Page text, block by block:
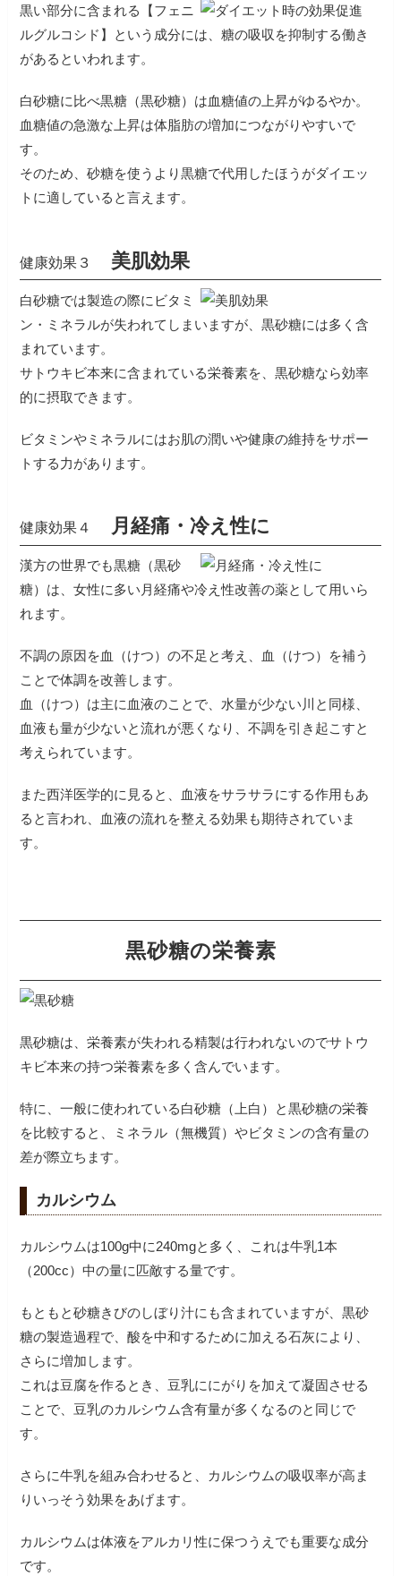
黒い部分に含まれる【フェニ
ルグルコシド】という成分には、糖の吸収を抑制する働き
があるといわれます。
白砂糖に比べ黒糖（黒砂糖）は血糖値の上昇がゆるやか。
血糖値の急激な上昇は体脂肪の増加につながりやすいで
す。
そのため、砂糖を使うより黒糖で代用したほうがダイエッ
トに適していると言えます。
健康効果３ 美肌効果
白砂糖では製造の際にビタミ
ン・ミネラルが失われてしまいますが、黒砂糖には多く含
まれています。
サトウキビ本来に含まれている栄養素を、黒砂糖なら効率
的に摂取できます。
ビタミンやミネラルにはお肌の潤いや健康の維持をサポー
トする力があります。
健康効果４ 月経痛・冷え性に
漢方の世界でも黒糖（黒砂
糖）は、女性に多い月経痛や冷え性改善の薬として用いら
れます。
不調の原因を血（けつ）の不足と考え、血（けつ）を補う
ことで体調を改善します。
血（けつ）は主に血液のことで、水量が少ない川と同様、
血液も量が少ないと流れが悪くなり、不調を引き起こすと
考えられています。
また西洋医学的に見ると、血液をサラサラにする作用もあ
ると言われ、血液の流れを整える効果も期待されていま
す。
黒砂糖の栄養素
黒砂糖は、栄養素が失われる精製は行われないのでサトウ
キビ本来の持つ栄養素を多く含んでいます。
特に、一般に使われている白砂糖（上白）と黒砂糖の栄養
を比較すると、ミネラル（無機質）やビタミンの含有量の
差が際立ちます。
カルシウム
カルシウムは100g中に240mgと多く、これは牛乳1本
（200cc）中の量に匹敵する量です。
もともと砂糖きびのしぼり汁にも含まれていますが、黒砂
糖の製造過程で、酸を中和するために加える石灰により、
さらに増加します。
これは豆腐を作るとき、豆乳ににがりを加えて凝固させる
ことで、豆乳のカルシウム含有量が多くなるのと同じで
す。
さらに牛乳を組み合わせると、カルシウムの吸収率が高ま
りいっそう効果をあげます。
カルシウムは体液をアルカリ性に保つうえでも重要な成分
です。